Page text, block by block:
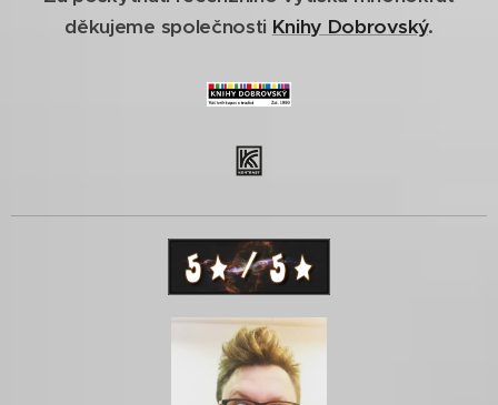
děkujeme společnosti Knihy Dobrovský.